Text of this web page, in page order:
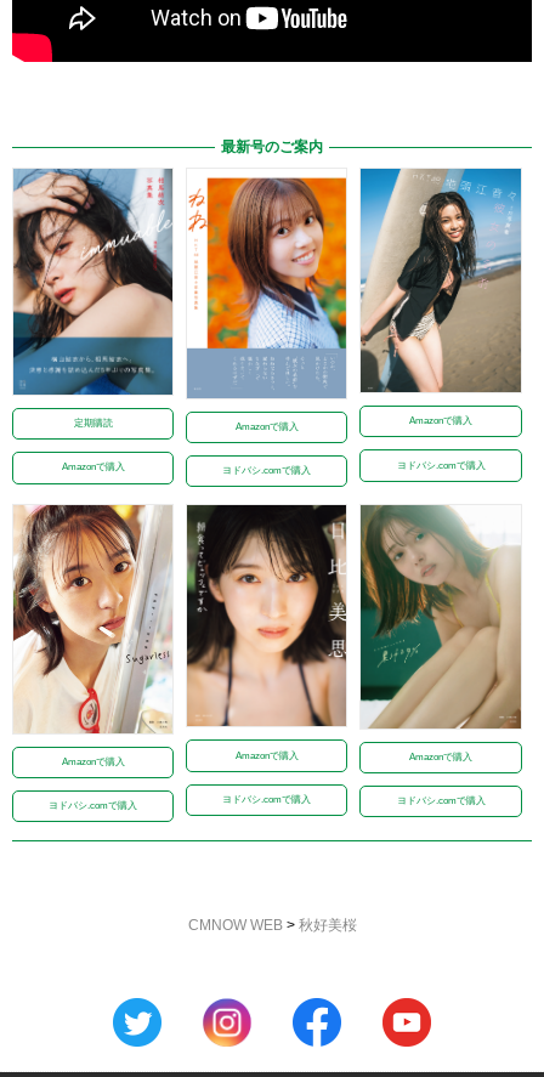
最新号のご案内
定期購読
Amazonで購入
Amazonで購入
ヨドバシ.comで購入
Amazonで購入
ヨドバシ.comで購入
Amazonで購入
ヨドバシ.comで購入
Amazonで購入
ヨドバシ.comで購入
Amazonで購入
ヨドバシ.comで購入
CMNOW WEB> 秋好美桜